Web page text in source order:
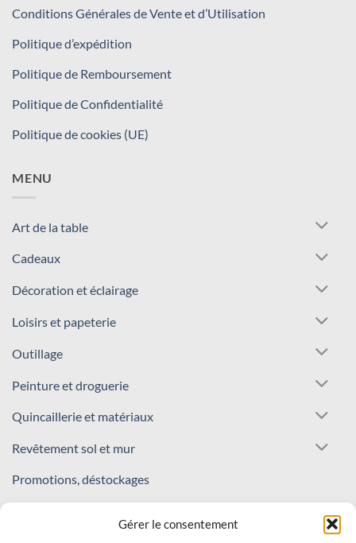
Gérer le consentement
Conditions Générales de Vente et d’Utilisation
Politique d’expédition
Politique de Remboursement
Politique de Confidentialité
Politique de cookies (UE)
MENU
Art de la table
Cadeaux
Décoration et éclairage
Loisirs et papeterie
Outillage
Peinture et droguerie
Quincaillerie et matériaux
Revêtement sol et mur
Promotions, déstockages
REJOIGNEZ NOTRE COMMUNAUTÉ !